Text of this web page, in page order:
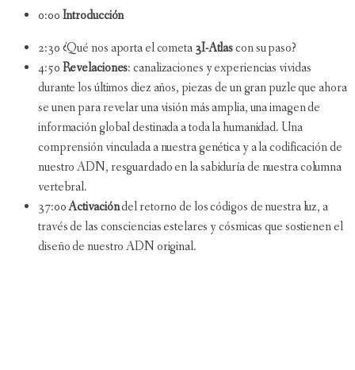
0:00Introducción
2:30 ¿Qué nos aporta el cometa3I-Atlascon su paso?
4:50Revelaciones: canalizaciones y experiencias vividas
durante los últimos diez años, piezas de un gran puzle que ahora
se unen para revelar una visión más amplia, una imagen de
información global destinada a toda la humanidad. Una
comprensión vinculada a nuestra genética y a la codificación de
nuestro ADN, resguardado en la sabiduría de nuestra columna
vertebral.
37:00Activacióndel retorno de los códigos de nuestra luz, a
través de las consciencias estelares y cósmicas que sostienen el
diseño de nuestro ADN original.